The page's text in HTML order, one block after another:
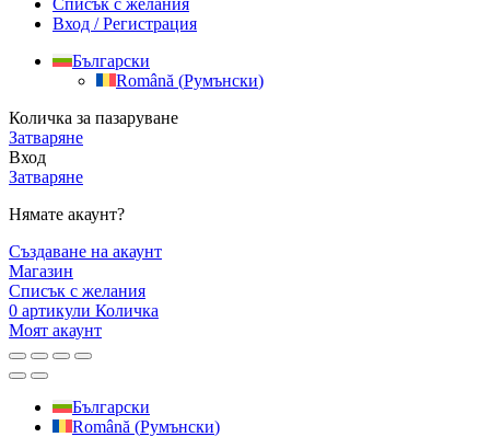
Вход / Регистрация
Български
Română (Румънски)
Количка за пазаруване
Затваряне
Вход
Затваряне
Нямате акаунт?
Създаване на акаунт
Магазин
Списък с желания
0 артикули Количка
Моят акаунт
Български
Română (Румънски)